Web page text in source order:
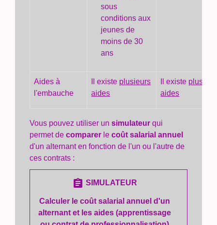
sous
conditions aux
jeunes de
moins de 30
ans
Aides à
l'embauche
Il existe plusieurs
aides
Il existe
aides
Vous pouvez utiliser unsimulateur qui
permet decomparer lecoût salarial annuel
d'un alternant en fonction de l'un ou l'autre de
ces contrats :
assignment SIMULATEUR
Calculer le coût salarial annuel d'un
alternant et les aides (apprentissage